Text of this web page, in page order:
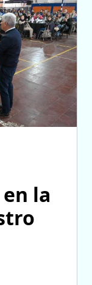
la